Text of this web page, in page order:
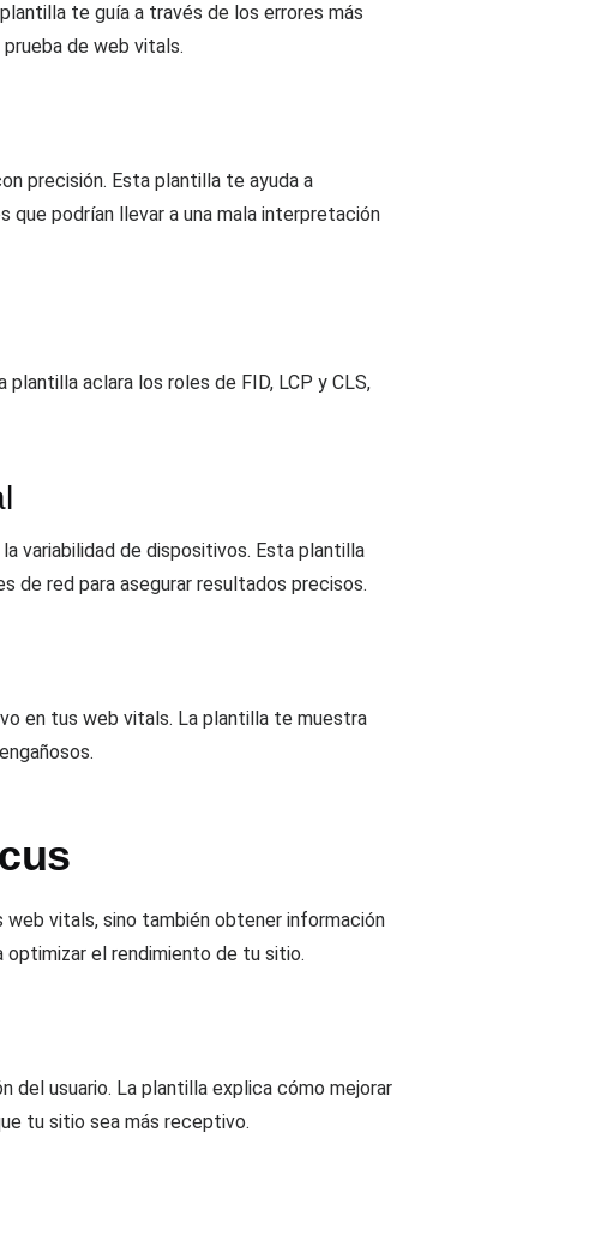
te guía a través de los errores más
de web vitals.
precisión. Esta plantilla te ayuda a
podrían llevar a una mala interpretación
aclara los roles de FID, LCP y CLS,
variabilidad de dispositivos. Esta plantilla
de red para asegurar resultados precisos.
en tus web vitals. La plantilla te muestra
web vitals, sino también obtener información
optimizar el rendimiento de tu sitio.
del usuario. La plantilla explica cómo mejorar
tu sitio sea más receptivo.